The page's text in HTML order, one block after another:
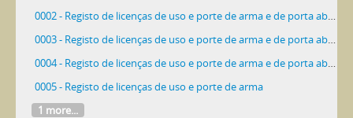
0002 - Registo de licenças de uso e porte de arma e de porta aberta
0003 - Registo de licenças de uso e porte de arma e de porta aberta
0004 - Registo de licenças de uso e porte de arma e de porta aberta
0005 - Registo de licenças de uso e porte de arma
1 more...